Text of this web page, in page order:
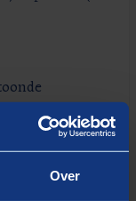
Over